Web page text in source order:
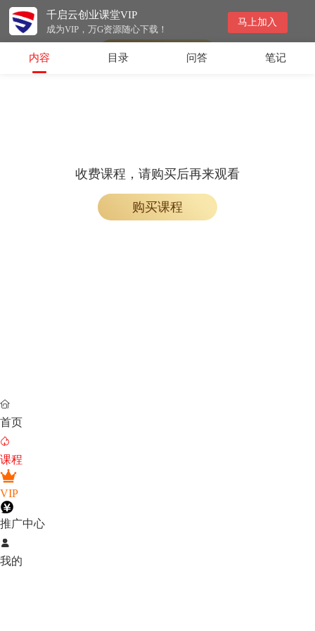
千启云创业课堂VIP
成为VIP，万G资源随心下载！
马上加入
会员专属课程，请开通会员后学习
内容 目录 问答 笔记
收费课程，请购买后再来观看
购买课程

首页

课程
VIP
推广中心

我的